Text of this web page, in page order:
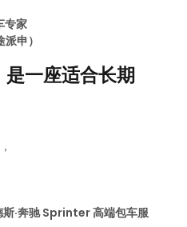
专家
申）
一座适合长期
·奔驰 Sprinter 高端包车服